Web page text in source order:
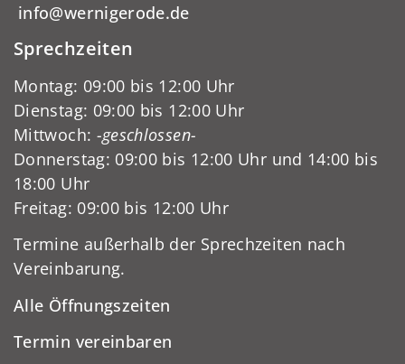
info@wernigerode.de
Sprechzeiten
Montag: 09:00 bis 12:00 Uhr
Dienstag: 09:00 bis 12:00 Uhr
Mittwoch: -geschlossen-
Donnerstag: 09:00 bis 12:00 Uhr und 14:00 bis
18:00 Uhr
Freitag: 09:00 bis 12:00 Uhr
Termine außerhalb der Sprechzeiten nach
Vereinbarung.
Alle Öffnungszeiten
Termin vereinbaren